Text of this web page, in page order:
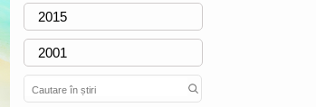
2015
2001